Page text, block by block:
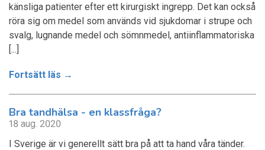
känsliga patienter efter ett kirurgiskt ingrepp. Det kan också
röra sig om medel som används vid sjukdomar i strupe och
svalg, lugnande medel och sömnmedel, antiinflammatoriska
[...]
Fortsätt läs →
Bra tandhälsa - en klassfråga?
18 aug. 2020
I Sverige är vi generellt sätt bra på att ta hand våra tänder.